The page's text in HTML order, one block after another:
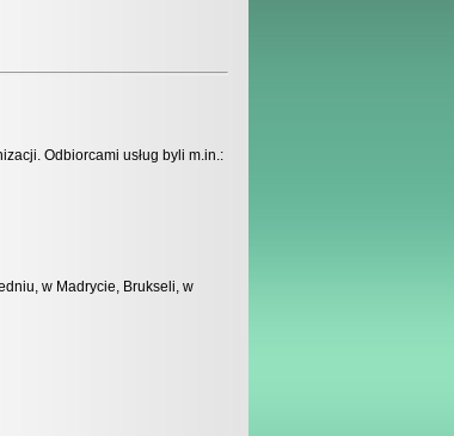
Odbiorcami usług byli m.in.:
w Madrycie, Brukseli, w